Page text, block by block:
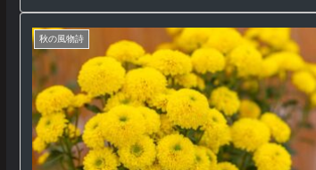
秋の風物詩